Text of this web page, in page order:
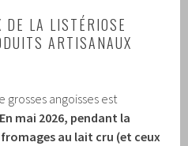
LA LISTÉRIOSE
ARTISANAUX
grosses angoisses est
En mai 2026, pendant la
au lait cru (et ceux